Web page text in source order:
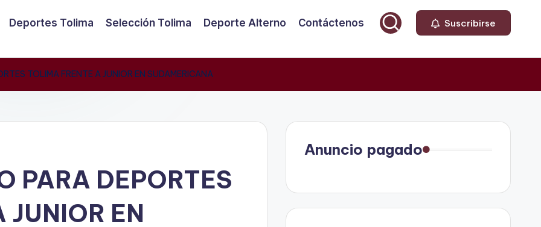
Deportes Tolima Selección Tolima Deporte Alterno Contáctenos Suscribirse
TOLIMA FRENTE A JUNIOR EN SUDAMERICANA
PARA DEPORTES
JUNIOR EN
Anuncio pagado